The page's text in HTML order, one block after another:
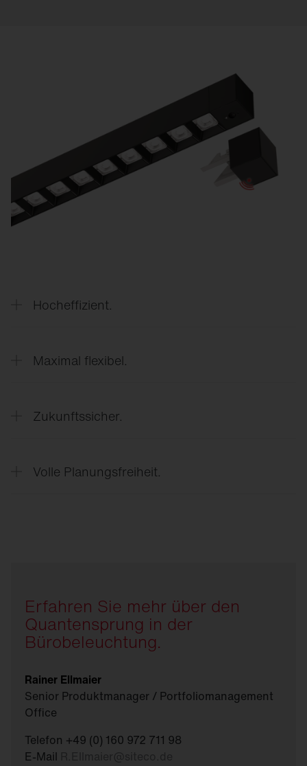
Hocheffizient.
Maximal flexibel.
Zukunftssicher.
Volle Planungsfreiheit.
Erfahren Sie mehr über den
Quantensprung in der
Bürobeleuchtung.
Rainer Ellmaier
Senior Produktmanager / Portfoliomanagement
Office
Telefon +49 (0) 160 972 711 98
E-Mail